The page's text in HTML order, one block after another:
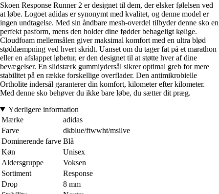
Skoen Response Runner 2 er designet til dem, der elsker følelsen ved
at løbe. Logoet adidas er synonymt med kvalitet, og denne model er
ingen undtagelse. Med sin åndbare mesh-overdel tilbyder denne sko en
perfekt pasform, mens den holder dine fødder behageligt kølige.
Cloudfoam mellemsålen giver maksimal komfort med en ultra blød
støddæmpning ved hvert skridt. Uanset om du tager fat på et marathon
eller en afslappet løbetur, er den designet til at støtte hver af dine
bevægelser. En slidstærk gummiydersål sikrer optimal greb for mere
stabilitet på en række forskellige overflader. Den antimikrobielle
Ortholite indersål garanterer din komfort, kilometer efter kilometer.
Med denne sko behøver du ikke bare løbe, du sætter dit præg.
Yderligere information
Mærke
adidas
Farve
dkblue/ftwwht/msilve
Dominerende farve Blå
Køn
Unisex
Aldersgruppe
Voksen
Sortiment
Response
Drop
8 mm